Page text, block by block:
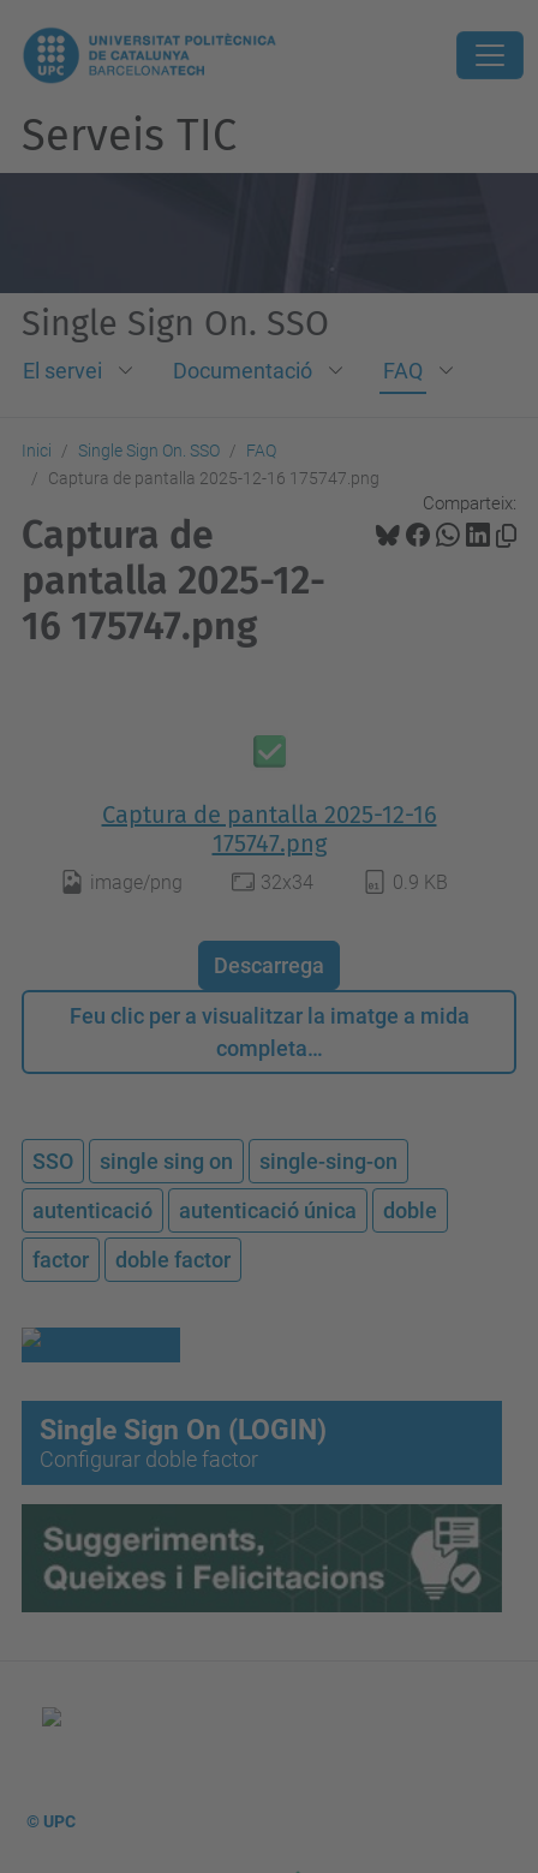
Serveis TIC
Single Sign On. SSO
El servei Documentació FAQ
Inici Single Sign On. SSO
FAQ
Captura de pantalla 2025-12-16 175747.png
Comparteix:
Captura de
pantalla 2025-12-
16 175747.png
Captura de pantalla 2025-12-16
175747.png
image/png 32x34 0.9 KB
Descarrega
Feu clic per a visualitzar la imatge a mida
completa…
SSO single sing on
single-sing-on
autenticació
autenticació única
doble
factor
doble factor
Single Sign On (LOGIN)
Configurar doble factor
© UPC